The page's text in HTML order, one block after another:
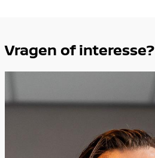
Vragen of interesse?